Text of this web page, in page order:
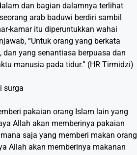
dan bagian dalamnya terlihat
arab baduwi berdiri sambil
kamar itu diperuntukkan wahai
“Untuk orang yang berkata
dan yang senantiasa berpuasa dan
manusia pada tidur.” (HR Tirmidzi)
surga
pakaian orang Islam lain yang
Allah akan memberinya pakaian
saja yang memberi makan orang
Allah akan memberinya makanan